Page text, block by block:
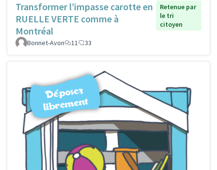
Transformer l’impasse carotte en
RUELLE VERTE comme à
Montréal
Retenue par
le tri
citoyen
Bonnet-Avon 11 33